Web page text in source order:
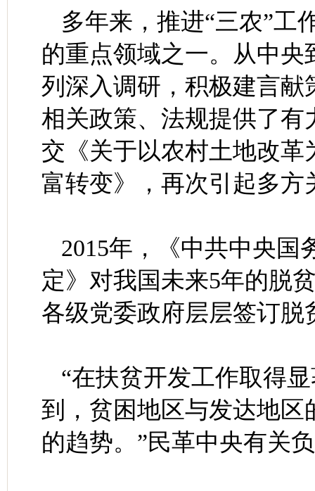
多年来，推进“三农”工
的重点领域之一。从中
列深入调研，积极建言
相关政策、法规提供了
交《关于以农村土地改
富转变》，再次引起多方
2015年，《中共中央国
定》对我国未来5年的脱
各级党委政府层层签订脱
“在扶贫开发工作取得
到，贫困地区与发达地
的趋势。”民革中央有关